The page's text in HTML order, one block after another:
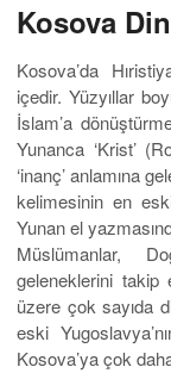
Kosova
Kosova’da
içedir. Yüzyıllar
İslam’a
Yunanca ‘Krist’
‘inanç’ anlamına
kelimesinin en
Yunan el
Müslümanlar,
geleneklerini
üzere çok sayıda
eski
Kosova’ya çok